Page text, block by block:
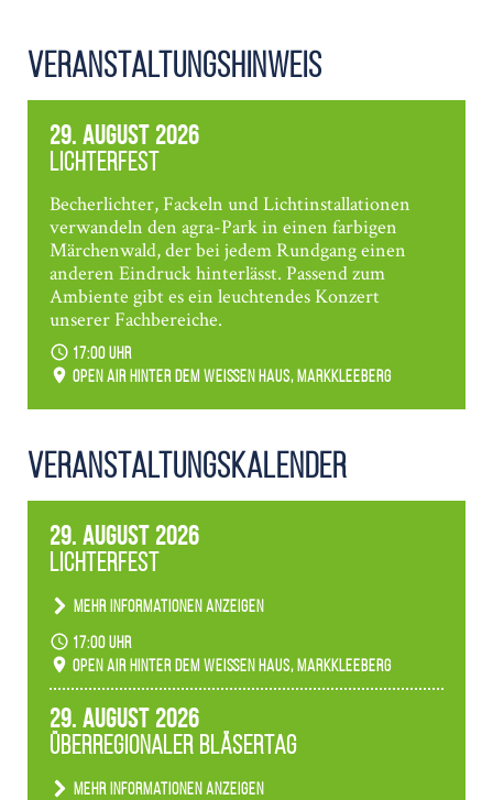
Veranstaltungshinweis
29. August 2026
Lichterfest
Becherlichter, Fackeln und Lichtinstallationen
verwandeln den agra-Park in einen farbigen
Märchenwald, der bei jedem Rundgang einen
anderen Eindruck hinterlässt. Passend zum
Ambiente gibt es ein leuchtendes Konzert
unserer Fachbereiche.
17:00 Uhr
Open Air hinter dem weißen Haus, Markkleeberg
Veranstaltungs­kalender
29. August 2026
Lichterfest
Mehr Informationen anzeigen
Becherlichter, Fackeln und Lichtinstallationen
verwandeln den agra-Park in einen farbigen
Märchenwald, der bei jedem Rundgang einen
Ambiente gibt es ein leuchtendes Konzert
unserer Fachbereiche.
17:00 Uhr
Open Air hinter dem weißen Haus, Markkleeberg
29. August 2026
Überregionaler Bläsertag
Mehr Informationen anzeigen